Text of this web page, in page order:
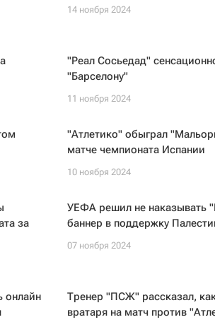
14 ноября 2024
"Реал Сосьедад"
"Барселону"
11 ноября 2024
"Атлетико" обыграл
матче чемпионата Испании
10 ноября 2024
за
УЕФА решил не наказывать
баннер в поддержку
07 ноября 2024
онлайн
Тренер "ПСЖ" рассказал,
вратаря на матч против